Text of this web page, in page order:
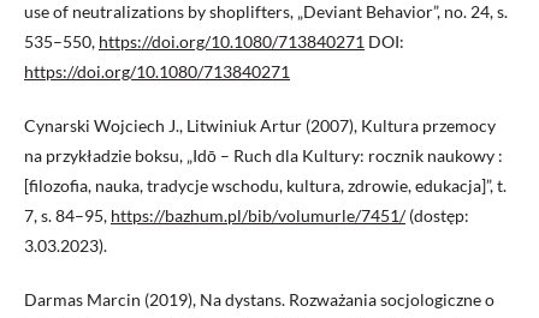
use of neutralizations by shoplifters, „Deviant Behavior”, no. 24, s.
535–550, https://doi.org/10.1080/713840271 DOI:
https://doi.org/10.1080/713840271
Cynarski Wojciech J., Litwiniuk Artur (2007), Kultura przemocy
na przykładzie boksu, „Idō – Ruch dla Kultury: rocznik naukowy :
[filozofia, nauka, tradycje wschodu, kultura, zdrowie, edukacja]”, t.
7, s. 84–95, https://bazhum.pl/bib/volumurle/7451/(dostęp:
3.03.2023).
Darmas Marcin (2019), Na dystans. Rozważania socjologiczne o